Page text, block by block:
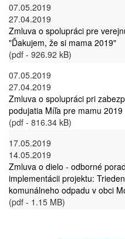
07.05.2019
27.04.2019
Zmluva o spolupráci pre
"Ďakujem, že si mama 2019"
(pdf - 926.92 kB)
07.05.2019
27.04.2019
Zmluva o spolupráci pri
podujatia Míľa pre mamu 2019
(pdf - 816.34 kB)
17.05.2019
14.05.2019
Zmluva o dielo - odborné
implementácii projektu:
komunálneho odpadu v obci
(pdf - 1.15 MB)